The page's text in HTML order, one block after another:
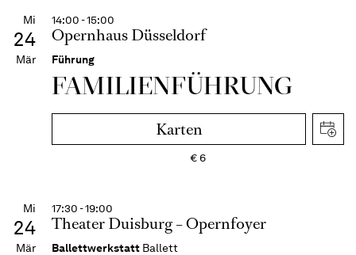
Mi
24
Mär
14:00 - 15:00
Opernhaus Düsseldorf
Führung
FAMI­LIEN­FÜH­RUNG
Karten
€6
Mi
24
Mär
17:30 - 19:00
Theater Duisburg – Opernfoyer
Ballettwerkstatt Ballett